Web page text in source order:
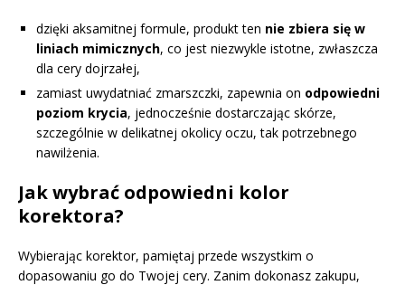
dzięki aksamitnej formule, produkt ten nie zbiera się w
liniach mimicznych, co jest niezwykle istotne, zwłaszcza
dla cery dojrzałej,
zamiast uwydatniać zmarszczki, zapewnia on odpowiedni
poziom krycia, jednocześnie dostarczając skórze,
szczególnie w delikatnej okolicy oczu, tak potrzebnego
nawilżenia.
Jak wybrać odpowiedni kolor
korektora?
Wybierając korektor, pamiętaj przede wszystkim o
dopasowaniu go do Twojej cery. Zanim dokonasz zakupu,